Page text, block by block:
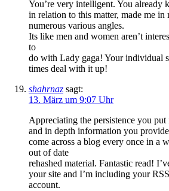
You’re very intelligent. You already
in relation to this matter, made me
numerous various angles.
Its like men and women aren’t
to
do with Lady gaga! Your individual
times deal with it up!
shahrnaz sagt:
13. März um 9:07 Uhr
Appreciating the persistence you
and in depth information you
come across a blog every once in a
out of date
rehashed material. Fantastic read!
your site and I’m including your
account.